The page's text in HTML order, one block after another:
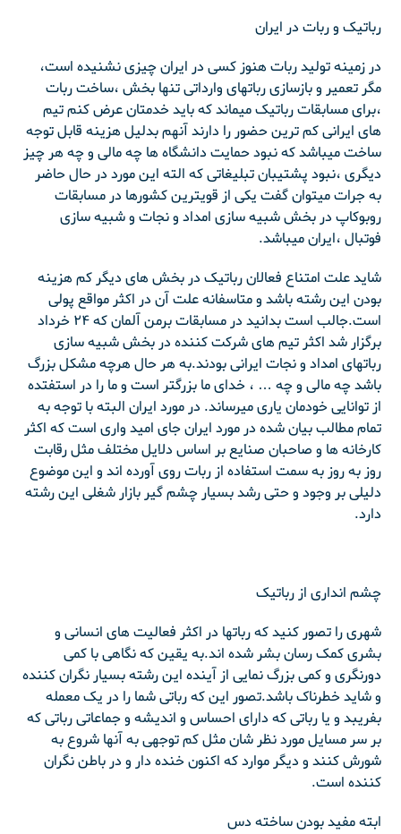
رباتیک و ربات در ایران
در زمینه تولید ربات هنوز کسی در ایران چیزی نشنیده است،
مگر تعمیر و بازسازی رباتهای وارداتی تنها بخش ،ساخت ربات
،برای مسابقات رباتیک میماند که باید خدمتان عرض کنم تیم
های ایرانی کم ترین حضور را دارند آنهم بدلیل هزینه قابل توجه
ساخت میباشد که نبود حمایت دانشگاه ها چه مالی و چه هر چیز
دیگری ،نبود پشتیبان تبلیغاتی که الته این مورد در حال حاضر
به جرات میتوان گفت یکی از قویترین کشورها در مسابقات
روبوکاپ در بخش شبیه سازی امداد و نجات و شبیه سازی
فوتبال ،ایران میباشد.
شاید علت امتناع فعالان رباتیک در بخش های دیگر کم هزینه
بودن این رشته باشد و متاسفانه علت آن در اکثر مواقع پولی
است.جالب است بدانید در مسابقات برمن آلمان که ۲۴ خرداد
برگزار شد اکثر تیم های شرکت کننده در بخش شبیه سازی
رباتهای امداد و نجات ایرانی بودند.به هر حال هرچه مشکل بزرگ
باشد چه مالی و چه … ، خدای ما بزرگتر است و ما را در استفتده
از توانایی خودمان یاری میرساند. در مورد ایران البته با توجه به
تمام مطالب بیان شده در مورد ایران جای امید واری است که اکثر
کارخانه ها و صاحبان صنایع بر اساس دلایل مختلف مثل رقابت
روز به روز به سمت استفاده از ربات روی آورده اند و این موضوع
دلیلی بر وجود و حتی رشد بسیار چشم گیر بازار شغلی این رشته
دارد.
چشم انداری از رباتیک
شهری را تصور کنید که رباتها در اکثر فعالیت های انسانی و
بشری کمک رسان بشر شده اند.به یقین که نگاهی با کمی
دورنگری و کمی بزرگ نمایی از آینده این رشته بسیار نگران کننده
و شاید خطرناک باشد.تصور این که رباتی شما را در یک معمله
بفریبد و یا رباتی که دارای احساس و اندیشه و جماعاتی رباتی که
بر سر مسایل مورد نظر شان مثل کم توجهی به آنها شروع به
شورش کنند و دیگر موارد که اکنون خنده دار و در باطن نگران
کننده است.
ابته مفید بودن ساخته دس